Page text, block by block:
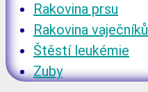
Rakovina prsu
Rakovina vaječníků
Štěstí leukémie
Zuby